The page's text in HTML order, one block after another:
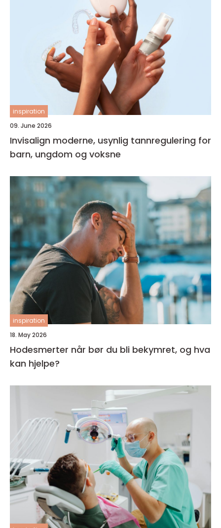
inspiration
09. June 2026
Invisalign moderne, usynlig tannregulering for
barn, ungdom og voksne
inspiration
18. May 2026
Hodesmerter når bør du bli bekymret, og hva
kan hjelpe?